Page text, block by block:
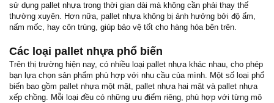
sử dụng pallet nhựa trong thời gian dài mà không cần phải thay thế
thường xuyên. Hơn nữa, pallet nhựa không bị ảnh hưởng bởi độ ẩm,
nấm mốc, hay côn trùng, giúp bảo vệ tốt cho hàng hóa bên trên.
Các loại pallet nhựa phổ biến
Trên thị trường hiện nay, có nhiều loại pallet nhựa khác nhau, cho phép
bạn lựa chọn sản phẩm phù hợp với nhu cầu của mình. Một số loại phổ
biến bao gồm pallet nhựa một mặt, pallet nhựa hai mặt và pallet nhựa
xếp chồng. Mỗi loại đều có những ưu điểm riêng, phù hợp với từng mô